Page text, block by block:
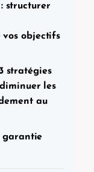
structurer
objectifs
stratégies
les
au
garantie